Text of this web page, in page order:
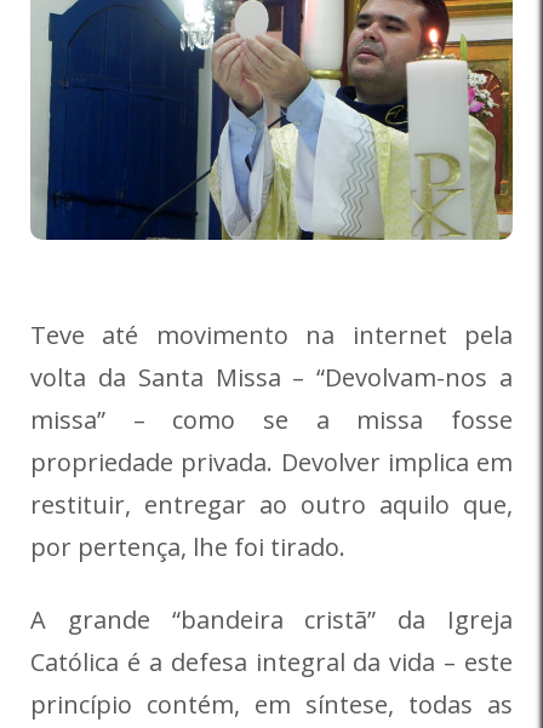
Teve até movimento na internet pela
volta da Santa Missa – “Devolvam-nos a
missa” – como se a missa fosse
propriedade privada. Devolver implica em
restituir, entregar ao outro aquilo que,
por pertença, lhe foi tirado.
A grande “bandeira cristã” da Igreja
Católica é a defesa integral da vida – este
princípio contém, em síntese, todas as